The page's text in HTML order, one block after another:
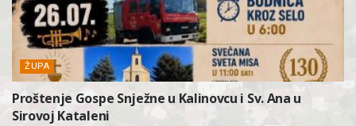
ŽUPA
Proštenje Gospe Snježne u Kalinovcu i Sv. Ana u
Sirovoj Kataleni